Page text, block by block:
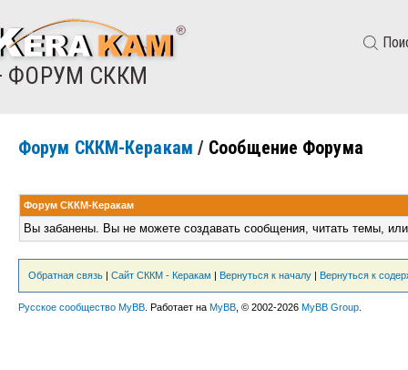
ФОРУМ СККМ
Форум СККМ-Керакам / Сообщение Форума
Форум СККМ-Керакам
Вы забанены. Вы не можете создавать сообщения, читать темы,
Обратная связь | Сайт СККМ - Керакам | Вернуться к началу | Вернуться к
Русское сообщество MyBB . Работает на MyBB , © 2002-2026 MyBB Group